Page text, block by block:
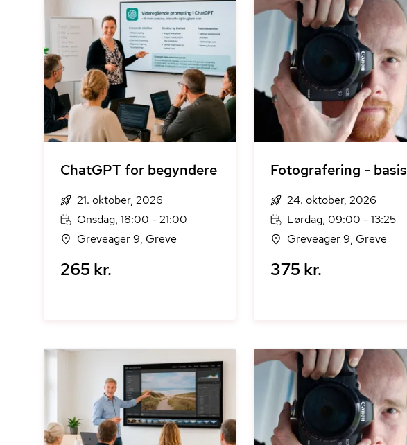
ChatGPT for begyndere
21. oktober, 2026
Onsdag, 18:00 - 21:00
Greveager 9, Greve
265 kr.
Fotografering - basis
24. oktober, 2026
Lørdag, 09:00 - 13:25
Greveager 9, Greve
375 kr.